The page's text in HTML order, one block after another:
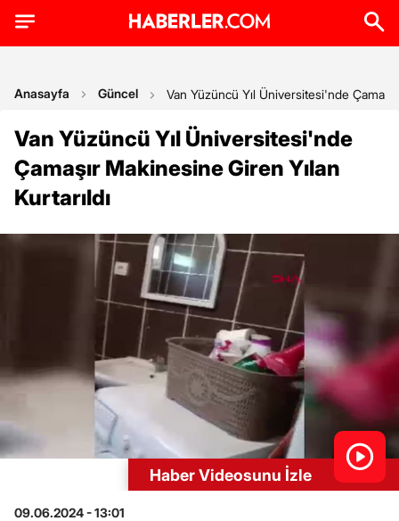
Anasayfa Güncel Van Yüzüncü Yıl Üniversitesi'nde
Van Yüzüncü Yıl Üniversitesi'nde
Çamaşır Makinesine Giren Yılan
Kurtarıldı
Haber Videosunu İzle
09.06.2024 - 13:01